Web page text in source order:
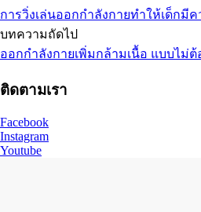
การวิ่งเล่นออกกำลังกายทำให้เด็กมี
บทความถัดไป
ออกกำลังกายเพิ่มกล้ามเนื้อ แบบไม่
ติดตามเรา
Facebook
Instagram
Youtube